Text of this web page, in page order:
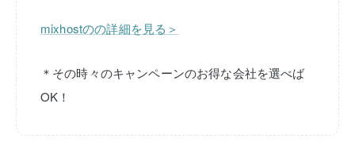
mixhostのの詳細を見る＞
＊その時々のキャンペーンのお得な会社を選べば
OK！